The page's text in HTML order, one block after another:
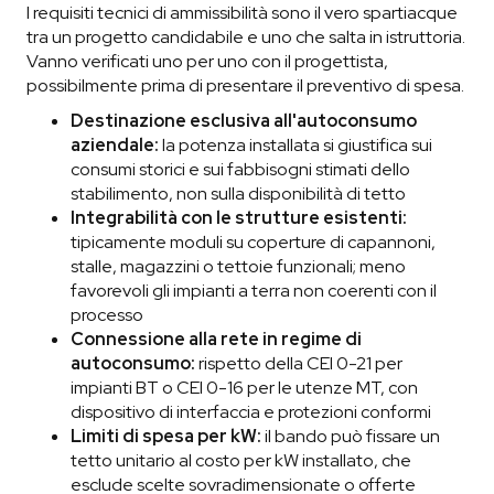
I requisiti tecnici di ammissibilità sono il vero spartiacque
tra un progetto candidabile e uno che salta in istruttoria.
Vanno verificati uno per uno con il progettista,
possibilmente prima di presentare il preventivo di spesa.
Destinazione esclusiva all'autoconsumo
aziendale:la potenza installata si giustifica sui
consumi storici e sui fabbisogni stimati dello
stabilimento, non sulla disponibilità di tetto
Integrabilità con le strutture esistenti:
tipicamente moduli su coperture di capannoni,
stalle, magazzini o tettoie funzionali; meno
favorevoli gli impianti a terra non coerenti con il
processo
Connessione alla rete in regime di
autoconsumo:rispetto della CEI 0-21 per
impianti BT o CEI 0-16 per le utenze MT, con
dispositivo di interfaccia e protezioni conformi
Limiti di spesa per kW:il bando può fissare un
tetto unitario al costo per kW installato, che
esclude scelte sovradimensionate o offerte